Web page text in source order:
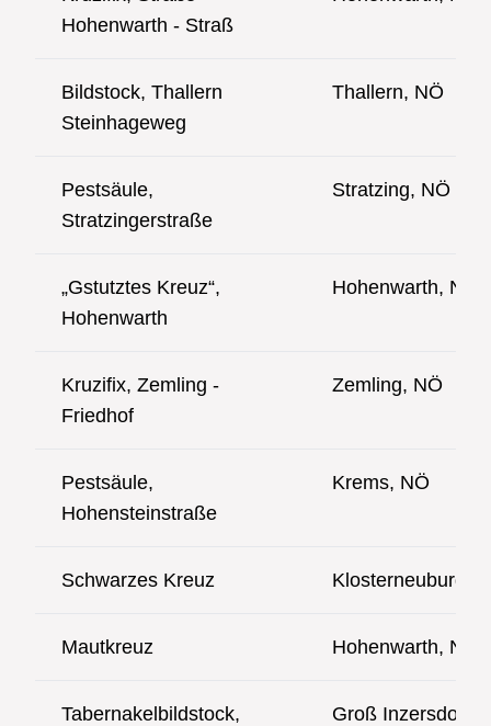
Hohenwarth - Straß
Bildstock, Thallern
Steinhageweg
Thallern, NÖ
Pestsäule,
Stratzingerstraße
Stratzing, NÖ
„Gstutztes Kreuz“,
Hohenwarth
Hohenwarth, NÖ
Kruzifix, Zemling -
Friedhof
Zemling, NÖ
Pestsäule,
Hohensteinstraße
Krems, NÖ
Schwarzes Kreuz Klosterneuburg,
Mautkreuz Hohenwarth, NÖ
Tabernakelbildstock,
Groß Inzersdorf,